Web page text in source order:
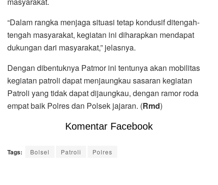
“Dalam rangka menjaga situasi tetap kondusif ditengah-
tengah masyarakat, kegiatan ini diharapkan mendapat
dukungan dari masyarakat,” jelasnya.
Dengan dibentuknya Patmor ini tentunya akan mobilitas
kegiatan patroli dapat menjaungkau sasaran kegiatan
Patroli yang tidak dapat dijaungkau, dengan ramor roda
empat baik Polres dan Polsek jajaran. (Rmd)
Komentar Facebook
Tags: Bolsel Patroli Polres